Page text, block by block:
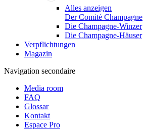
Alles anzeigen
Der Comité Champagne
Die Champagne-Winzer
Die Champagne-Häuser
Verpflichtungen
Magazin
Navigation secondaire
Media room
FAQ
Glossar
Kontakt
Espace Pro